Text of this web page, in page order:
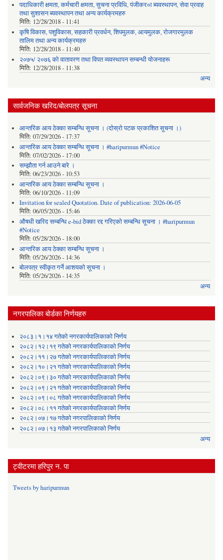
पदाधिकारी क्षमता, कर्मचारी क्षमता, सुचना प्रविधि, पंजीकर०ा ब्यवस्थापन, सेवा प्रवाह
तथा सुशासन ब्यवस्थापन तथा अन्य कार्यक्रमहरु
मिति: 12/28/2018 - 11:41
कृषि विकास, पशुविकास, सहकारी प्रवर्धन, शिपमुलक, आयमुलक, रोजगारमुलक
तालिम तथा अन्य कार्यक्रमहरु
मिति: 12/28/2018 - 11:40
२०७५/ २०७६ को वातावरण तथा विपत व्यवस्थापन सम्बन्धी योजनाहरू
मिति: 12/28/2018 - 11:38
अन्य
सार्वजनिक खरिद/बोलपत्र सूचना
आन्तरिक आय ठेक्का सम्बन्धि सूचना । (दोस्रो पटक प्रकाशित सूचना ।)
मिति: 07/29/2026 - 17:37
आन्तरिक आय ठेक्का सम्बन्धि सूचना । #haripurmun #Notice
मिति: 07/02/2026 - 17:00
सम्झौता गर्न आउने बारे ।
मिति: 06/23/2026 - 10:53
आन्तरिक आय ठेक्का सम्बन्धि सूचना ।
मिति: 06/10/2026 - 11:09
Invitation for sealed Quotation. Date of publication: 2026-06-05
मिति: 06/05/2026 - 15:46
औषधी खरिद सम्बन्धि e-bid ठेक्का रद्द गरिएको सम्बन्धि सूचना । #haripurmun
#Notice
मिति: 05/28/2026 - 18:00
आन्तरिक आय ठेक्का सम्बन्धि सूचना ।
मिति: 05/26/2026 - 14:36
बोलपत्र स्वीकृत गर्ने आशयको सूचना ।
मिति: 05/26/2026 - 14:35
अन्य
नगरपालिका बोर्डका निर्णयहरु
२०८३।१।१४ गतेको नगरकार्यपालिकाको निर्णय
२०८२।१२।१९ गतेको नगरकार्यपालिकाको निर्णय
२०८२।११।२७ गतेको नगरकार्यपालिकाको निर्णय
२०८२।१०।२१ गतेको नगरकार्यपालिकाको निर्णय
२०८२।०९।३० गतेको नगरकार्यपालिकाको निर्णय
२०८२।०९।२१ गतेको नगरकार्यपालिकाको निर्णय
२०८२।०९।०८ गतेको नगरकार्यपालिकाको निर्णय
२०८२।०८।११ गतेको नगरकार्यपालिकाको निर्णय
२०८२।०७।१७ गतेको नगरपालिकाको निर्णय
२०८२।०७।१३ गतेको नगरपालिकाको निर्णय
अन्य
ट्वीटरमा हरिपुर न. पा
Tweets by haripurmun